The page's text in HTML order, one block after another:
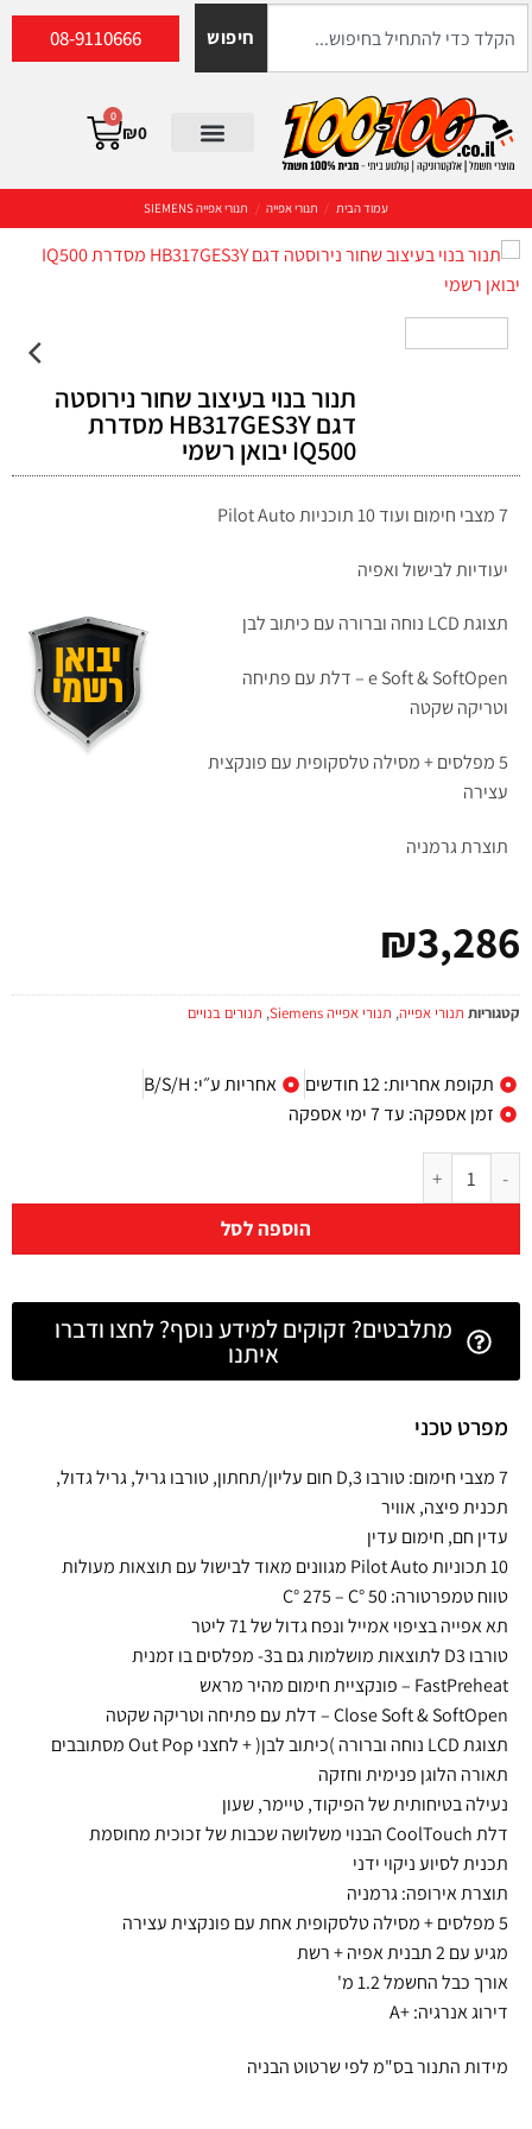
חיפוש 08-9110666
₪0
0
עמוד הבית / תנורי אפייה / תנורי אפייה SIEMENS
תנור בנוי בעיצוב שחור נירוסטה
דגם HB317GES3Y מסדרת
IQ500 יבואן רשמי
7 מצבי חימום ועוד 10 תוכניות Pilot Auto
יעודיות לבישול ואפיה
תצוגת LCD נוחה וברורה עם כיתוב לבן
e Soft & SoftOpen – דלת עם פתיחה
וטריקה שקטה
5 מפלסים + מסילה טלסקופית עם פונקצית
עצירה
תוצרת גרמניה
₪3,286
קטגוריות תנורי אפייה, תנורי אפייה Siemens , תנורים בנויים
תקופת אחריות: 12 חודשים
אחריות ע״י: B/S/H
זמן אספקה: עד 7 ימי אספקה
הוספה לסל
מתלבטים? זקוקים למידע נוסף? לחצו ודברו
איתנו
מפרט טכני
7 מצבי חימום: טורבו D,3 חום עליון/תחתון, טורבו גריל, גריל גדול,
תכנית פיצה, אוויר
עדין חם, חימום עדין
10 תכוניות Pilot Auto מגוונים מאוד לבישול עם תוצאות מעולות
טווח טמפרטורה: C° 275 – C° 50
תא אפייה בציפוי אמייל ונפח גדול של 71 ליטר
טורבו D3 לתוצאות מושלמות גם ב3- מפלסים בו זמנית
FastPreheat – פונקציית חימום מהיר מראש
Close Soft & SoftOpen – דלת עם פתיחה וטריקה שקטה
תצוגת LCD נוחה וברורה )כיתוב לבן( + לחצני Out Pop מסתובבים
תאורה הלוגן פנימית וחזקה
נעילה בטיחותית של הפיקוד, טיימר, שעון
דלת CoolTouch הבנוי משלושה שכבות של זכוכית מחוסמת
תכנית לסיוע ניקוי ידני
תוצרת אירופה: גרמניה
5 מפלסים + מסילה טלסקופית אחת עם פונקצית עצירה
מגיע עם 2 תבנית אפיה + רשת
אורך כבל החשמל 1.2 מ'
דירוג אנרגיה: +A
מידות התנור בס"מ לפי שרטוט הבניה